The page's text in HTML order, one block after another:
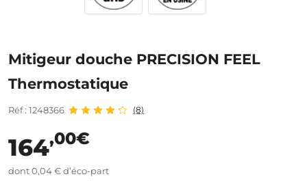
Mitigeur douche PRECISION FEEL
Thermostatique
Réf : 1248366 (8)
164,00€
dont 0,04 € d’éco-part